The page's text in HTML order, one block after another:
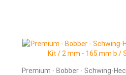
Pre­mi­um - Bob­ber - Schwing-​​